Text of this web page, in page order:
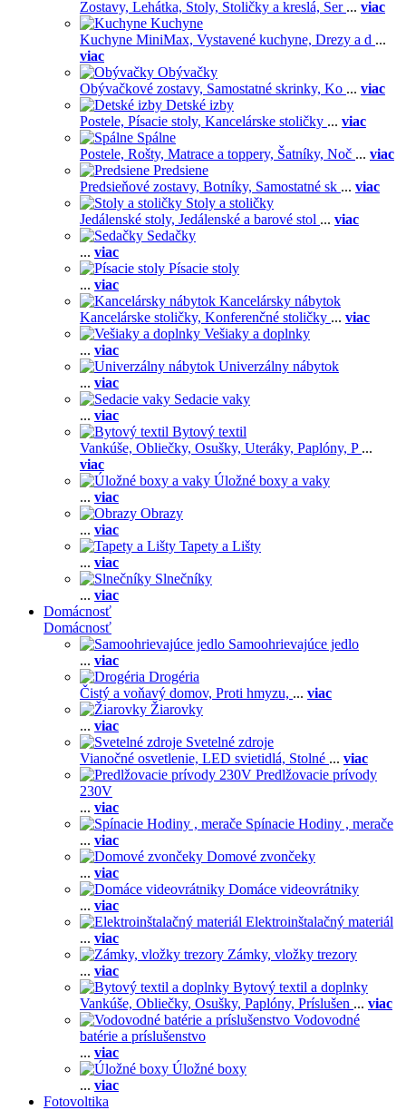
Zostavy, Lehátka, Stoly, Stoličky a kreslá, Ser ... viac
Kuchyne
Kuchyne MiniMax, Vystavené kuchyne, Drezy a d ...
viac
Obývačky
Obývačkové zostavy, Samostatné skrinky, Ko ... viac
Detské izby
Postele, Písacie stoly, Kancelárske stoličky ... viac
Spálne
Postele, Rošty, Matrace a toppery, Šatníky, Noč ... viac
Predsiene
Predsieňové zostavy, Botníky, Samostatné sk ... viac
Stoly a stoličky
Jedálenské stoly, Jedálenské a barové stol ... viac
Sedačky
... viac
Písacie stoly
... viac
Kancelársky nábytok
Kancelárske stoličky, Konferenčné stoličky ... viac
Vešiaky a doplnky
... viac
Univerzálny nábytok
... viac
Sedacie vaky
... viac
Bytový textil
Vankúše, Obliečky, Osušky, Uteráky, Paplóny, P ...
viac
Úložné boxy a vaky
... viac
Obrazy
... viac
Tapety a Lišty
... viac
Slnečníky
... viac
Domácnosť
Domácnosť
Samoohrievajúce jedlo
... viac
Drogéria
Čistý a voňavý domov, Proti hmyzu, ... viac
Žiarovky
... viac
Svetelné zdroje
Vianočné osvetlenie, LED svietidlá, Stolné ... viac
Predlžovacie prívody
230V
... viac
Spínacie Hodiny , merače
... viac
Domové zvončeky
... viac
Domáce videovrátniky
... viac
Elektroinštalačný materiál
... viac
Zámky, vložky trezory
... viac
Bytový textil a doplnky
Vankúše, Obliečky, Osušky, Paplóny, Príslušen ... viac
Vodovodné
batérie a príslušenstvo
... viac
Úložné boxy
... viac
Fotovoltika